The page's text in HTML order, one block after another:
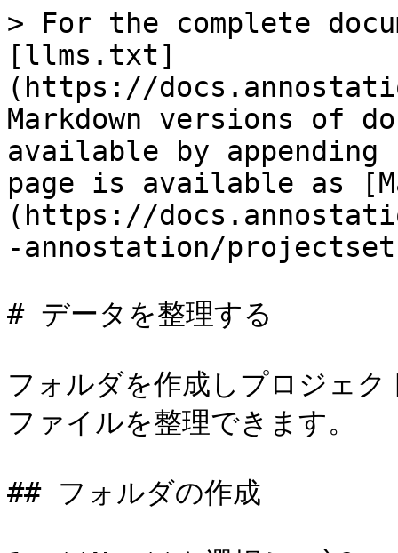
> For the complete
[llms.txt]
(https://
Markdown versions of
available by
page is available as
(https://
-annostation/
# データを整理する
フォルダを作成しプロジェ
ファイルを整理できます。
## フォルダの作成